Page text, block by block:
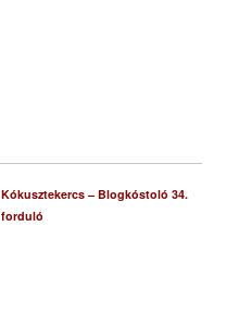
Kókusztekercs – Blogkóstoló 34.
forduló